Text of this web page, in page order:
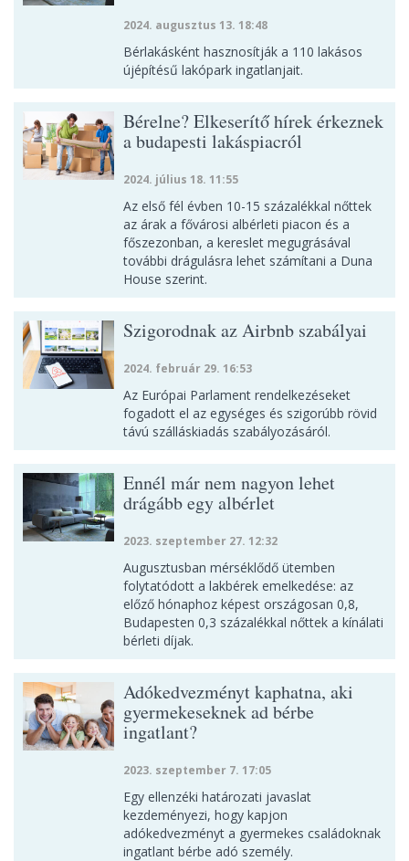
2024. augusztus 13. 18:48
Bérlakásként hasznosítják a 110 lakásos
újépítésű lakópark ingatlanjait.
Bérelne? Elkeserítő hírek érkeznek
a budapesti lakáspiacról
2024. július 18. 11:55
Az első fél évben 10-15 százalékkal nőttek
az árak a fővárosi albérleti piacon és a
főszezonban, a kereslet megugrásával
további drágulásra lehet számítani a Duna
House szerint.
Szigorodnak az Airbnb szabályai
2024. február 29. 16:53
Az Európai Parlament rendelkezéseket
fogadott el az egységes és szigorúbb rövid
távú szálláskiadás szabályozásáról.
Ennél már nem nagyon lehet
drágább egy albérlet
2023. szeptember 27. 12:32
Augusztusban mérséklődő ütemben
folytatódott a lakbérek emelkedése: az
előző hónaphoz képest országosan 0,8,
Budapesten 0,3 százalékkal nőttek a kínálati
bérleti díjak.
Adókedvezményt kaphatna, aki
gyermekeseknek ad bérbe
ingatlant?
2023. szeptember 7. 17:05
Egy ellenzéki határozati javaslat
kezdeményezi, hogy kapjon
adókedvezményt a gyermekes családoknak
ingatlant bérbe adó személy.